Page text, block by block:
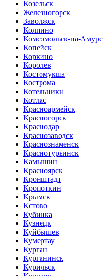
Козельск
Железногорск
Заволжск
Колпино
Комсомольск-на-Амуре
Копейск
Коркино
Королев
Костомукша
Кострома
Котельники
Котлас
Красноармейск
Красногорск
Краснодар
Краснозаводск
Краснознаменск
Краснотурьинск
Камышин
Красноярск
Кронштадт
Кропоткин
Крымск
Кстово
Кубинка
Кузнецк
Куйбышев
Кумертау
Курган
Курганинск
Курильск